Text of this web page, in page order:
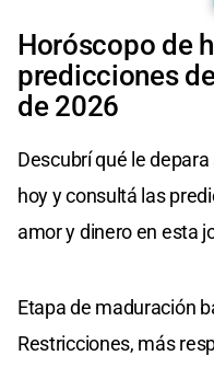
Horóscopo de
predicciones
de 2026
Descubrí qué le depara
hoy y consultá las
amor y dinero en esta
Etapa de maduración
Restricciones, más